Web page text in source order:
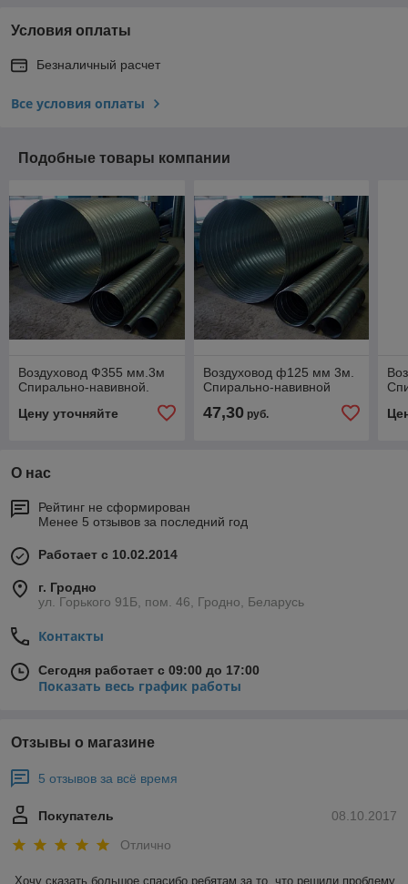
Условия оплаты
Безналичный расчет
Все условия оплаты
Подобные товары компании
Воздуховод Ф355 мм.3м
Спирально-навивной.
Цену уточняйте
Воздуховод ф125 мм 3м.
Спирально-навивной
47,30руб.
О нас
Рейтинг не сформирован
Менее 5 отзывов за последний год
Работает с 10.02.2014
г. Гродно
ул. Горького 91Б, пом. 46, Гродно, Беларусь
Контакты
Сегодня работает с 09:00 до 17:00
Показать весь график работы
Отзывы о магазине
5 отзывов за всё время
08.10.2017
Покупатель
Отлично
Хочу сказать большое спасибо ребятам за то, что решили проблему